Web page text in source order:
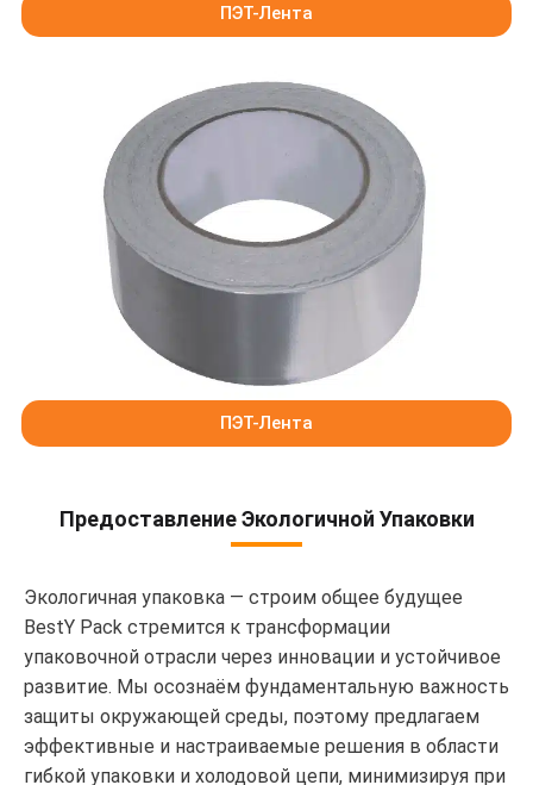
ПЭТ-Лента
ПЭТ-Лента
Предоставление Экологичной Упаковки
Экологичная упаковка — строим общее будущее
BestY Pack стремится к трансформации
упаковочной отрасли через инновации и устойчивое
развитие. Мы осознаём фундаментальную важность
защиты окружающей среды, поэтому предлагаем
эффективные и настраиваемые решения в области
гибкой упаковки и холодовой цепи, минимизируя при